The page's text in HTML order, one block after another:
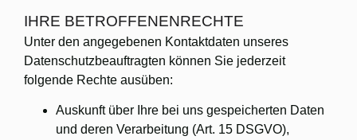
IHRE BETROFFENENRECHTE
Unter den angegebenen Kontaktdaten unseres
Datenschutzbeauftragten können Sie jederzeit
folgende Rechte ausüben:
Auskunft über Ihre bei uns gespeicherten Daten
und deren Verarbeitung (Art. 15 DSGVO),